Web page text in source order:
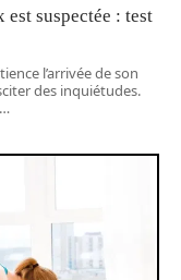
est suspectée : test
l’arrivée de son
des inquiétudes.
…